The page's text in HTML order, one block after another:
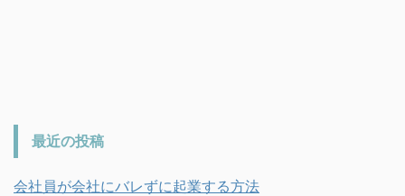
最近の投稿
会社員が会社にバレずに起業する方法